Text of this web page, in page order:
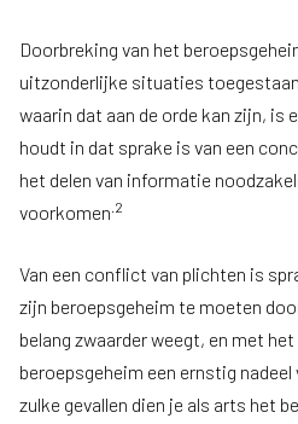
Doorbreking van het
uitzonderlijke situaties
waarin dat aan de orde kan zijn, is
houdt in dat sprake is van een
het delen van informatie
voorkomen .2
Van een conflict van plichten is
zijn beroepsgeheim te moeten
belang zwaarder weegt, en met
beroepsgeheim een ernstig
zulke gevallen dien je als arts het